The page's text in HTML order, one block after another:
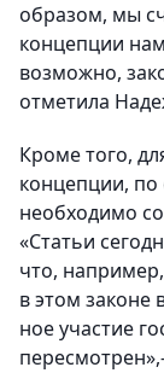
образом, мы
концепции
возможно,
отметила
Кроме того,
концепции, по
необходимо
«Статьи
что,
в этом законе
ное участие